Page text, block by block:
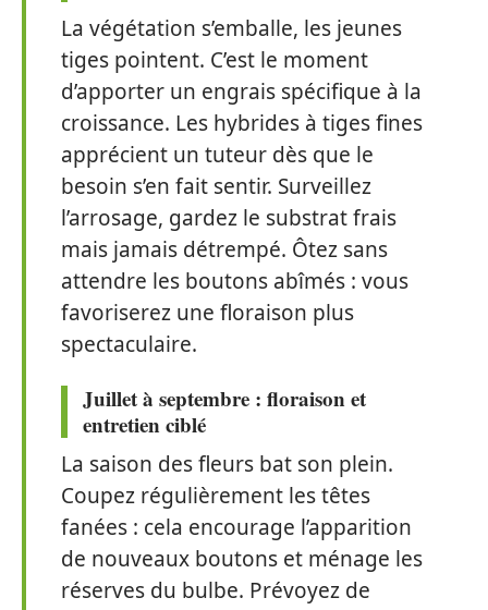
La végétation s’emballe, les jeunes
tiges pointent. C’est le moment
d’apporter un engrais spécifique à la
croissance. Les hybrides à tiges fines
apprécient un tuteur dès que le
besoin s’en fait sentir. Surveillez
l’arrosage, gardez le substrat frais
mais jamais détrempé. Ôtez sans
attendre les boutons abîmés : vous
favoriserez une floraison plus
spectaculaire.
Juillet à septembre : floraison et
entretien ciblé
La saison des fleurs bat son plein.
Coupez régulièrement les têtes
fanées : cela encourage l’apparition
de nouveaux boutons et ménage les
réserves du bulbe. Prévoyez de